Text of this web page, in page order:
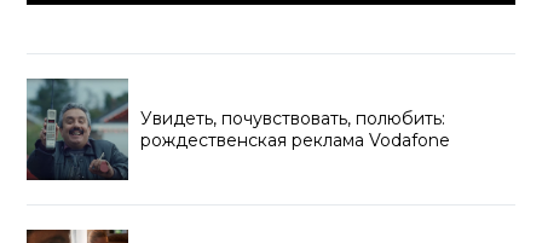
Увидеть, почувствовать, полюбить:
рождественская реклама Vodafone